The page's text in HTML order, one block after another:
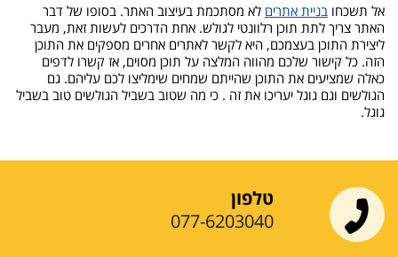
אל תשכחו בניית אתרים לא מסתכמת בעיצוב האתר. בסופו של דבר
האתר צריך לתת תוכן רלוונטי לגולש. אחת הדרכים לעשות זאת, מעבר
ליצירת התוכן בעצמכם, היא לקשר לאתרים אחרים מספקים את התוכן
הזה. כל קישור שלכם מהווה המלצה על תוכן מסוים, אז קשרו לדפים
כאלה שמציעים את התוכן שהייתם שמחים שימליצו לכם עליהם. גם
הגולשים וגם גוגל יעריכו את זה . כי מה שטוב בשביל הגולשים טוב בשביל
גוגל.
טלפון
077-6203040